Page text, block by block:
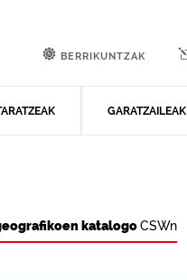
GARATZAILEAK
BERRIKUNTZAK
katalogoCSWn